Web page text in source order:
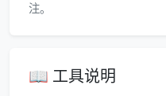
注。
📖 工具说明